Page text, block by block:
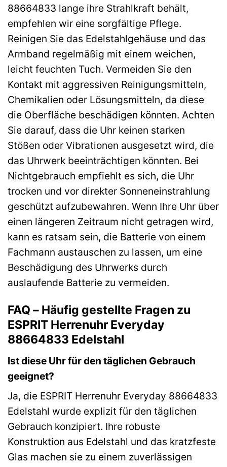
88664833 lange ihre Strahlkraft behält,
empfehlen wir eine sorgfältige Pflege.
Reinigen Sie das Edelstahlgehäuse und das
Armband regelmäßig mit einem weichen,
leicht feuchten Tuch. Vermeiden Sie den
Kontakt mit aggressiven Reinigungsmitteln,
Chemikalien oder Lösungsmitteln, da diese
die Oberfläche beschädigen könnten. Achten
Sie darauf, dass die Uhr keinen starken
Stößen oder Vibrationen ausgesetzt wird, die
das Uhrwerk beeinträchtigen könnten. Bei
Nichtgebrauch empfiehlt es sich, die Uhr
trocken und vor direkter Sonneneinstrahlung
geschützt aufzubewahren. Wenn Ihre Uhr über
einen längeren Zeitraum nicht getragen wird,
kann es ratsam sein, die Batterie von einem
Fachmann austauschen zu lassen, um eine
Beschädigung des Uhrwerks durch
auslaufende Batterie zu vermeiden.
FAQ – Häufig gestellte Fragen zu
ESPRIT Herrenuhr Everyday
88664833 Edelstahl
Ist diese Uhr für den täglichen Gebrauch
geeignet?
Ja, die ESPRIT Herrenuhr Everyday 88664833
Edelstahl wurde explizit für den täglichen
Gebrauch konzipiert. Ihre robuste
Konstruktion aus Edelstahl und das kratzfeste
Glas machen sie zu einem zuverlässigen